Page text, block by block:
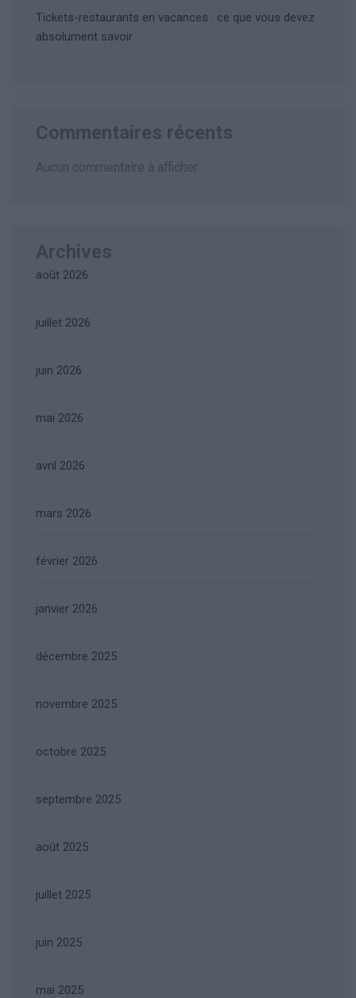
Tickets-restaurants en vacances : ce que vous devez
absolument savoir
Commentaires récents
Aucun commentaire à afficher.
Archives
août 2026
juillet 2026
juin 2026
mai 2026
avril 2026
mars 2026
février 2026
janvier 2026
décembre 2025
novembre 2025
octobre 2025
septembre 2025
août 2025
juillet 2025
juin 2025
mai 2025